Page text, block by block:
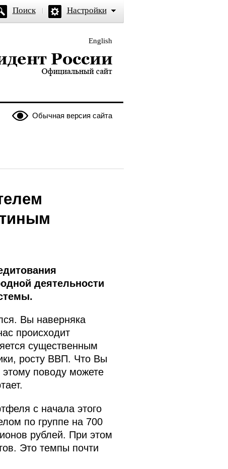
Поиск Настройки
English
— официальный сайт
Обычная версия сайта
деятельности
Вы наверняка
происходит
существенным
росту ВВП. Что Вы
поводу можете
с начала этого
по группе на 700
рублей. При этом
Это темпы почти